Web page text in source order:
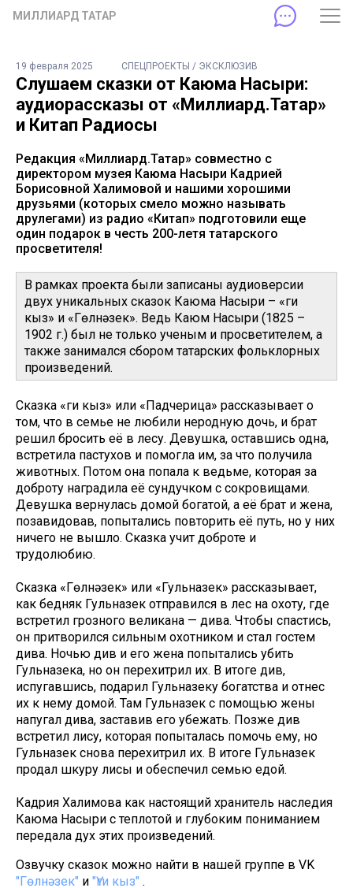
МИЛЛИАРД ТАТАР
19 февраля 2025 СПЕЦПРОЕКТЫ / ЭКСКЛЮЗИВ
Слушаем сказки от Каюма Насыри:
аудиорассказы от «Миллиард.Татар»
и Китап Радиосы
Редакция «Миллиард.Татар» совместно с
директором музея Каюма Насыри Кадрией
Борисовной Халимовой и нашими хорошими
друзьями (которых смело можно называть
друлегами) из радио «Китап» подготовили еще
один подарок в честь 200-летя татарского
просветителя!
В рамках проекта были записаны аудиоверсии
двух уникальных сказок Каюма Насыри – «Үги
кыз» и «Гөлнәзек». Ведь Каюм Насыри (1825 –
1902 г.) был не только ученым и просветителем, а
также занимался сбором татарских фольклорных
произведений.
Сказка «Үги кыз» или «Падчерица» рассказывает о
том, что в семье не любили неродную дочь, и брат
решил бросить её в лесу. Девушка, оставшись одна,
встретила пастухов и помогла им, за что получила
животных. Потом она попала к ведьме, которая за
доброту наградила её сундучком с сокровищами.
Девушка вернулась домой богатой, а её брат и жена,
позавидовав, попытались повторить её путь, но у них
ничего не вышло. Сказка учит доброте и
трудолюбию.
Сказка «Гөлнәзек» или «Гульназек» рассказывает,
как бедняк Гульназек отправился в лес на охоту, где
встретил грозного великана — дива. Чтобы спастись,
он притворился сильным охотником и стал гостем
дива. Ночью див и его жена попытались убить
Гульназека, но он перехитрил их. В итоге див,
испугавшись, подарил Гульназеку богатства и отнес
их к нему домой. Там Гульназек с помощью жены
напугал дива, заставив его убежать. Позже див
встретил лису, которая попыталась помочь ему, но
Гульназек снова перехитрил их. В итоге Гульназек
продал шкуру лисы и обеспечил семью едой.
Кадрия Халимова как настоящий хранитель наследия
Каюма Насыри с теплотой и глубоким пониманием
передала дух этих произведений.
Озвучку сказок можно найти в нашей группе в VK
"Гөлнәзек" и "Үги кыз" .